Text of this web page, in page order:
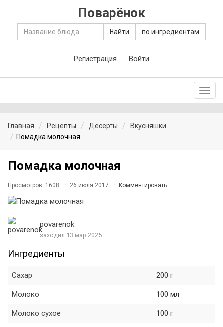
Поварёнок
Найти по ингредиентам
Регистрация Войти
Главная Рецепты Десерты
Вкусняшки
Помадка молочная
Помадка молочная
Просмотров: 1608 26 июля 2017 Комментировать
povarenok
заходил 13 мар 2025
Ингредиенты
Сахар 200 г
Молоко 100 мл
Молоко сухое 100 г